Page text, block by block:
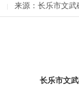
来源：长乐市文武
长乐市文